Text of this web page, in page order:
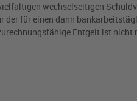
wechselseitigen
der für einen dann
Entgelt ist nicht